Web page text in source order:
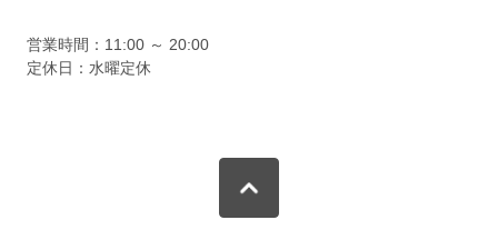
営業時間：11:00 ～ 20:00
定休日：水曜定休